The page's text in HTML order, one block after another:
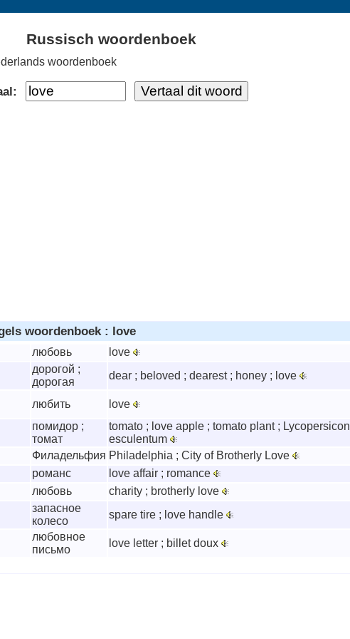
Russisch woordenboek
woordenboek
woordenboek : love
любовь
love
дорогой ;
дорогая
dear ; beloved ; dearest ; honey ; love
любить love
помидор ;
томат
tomato ; love apple ; tomato plant ; Lycopersicon
esculentum
Филадельфия Philadelphia ; City of Brotherly Love
романс
love affair ; romance
любовь
charity ; brotherly love
запасное
колесо
spare tire ; love handle
любовное
письмо
love letter ; billet doux